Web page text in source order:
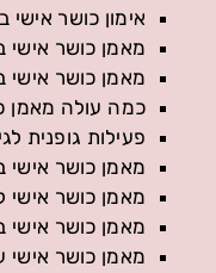
אימון כושר אישי
מאמן כושר אישי
מאמן כושר אישי
כמה עולה מאמן
פעילות גופנית
מאמן כושר אישי
מאמן כושר אישי
מאמן כושר אישי
מאמן כושר אישי